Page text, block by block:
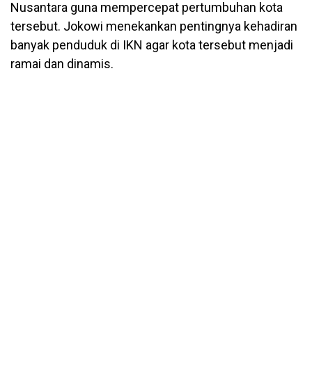
Nusantara guna mempercepat pertumbuhan kota
tersebut. Jokowi menekankan pentingnya kehadiran
banyak penduduk di IKN agar kota tersebut menjadi
ramai dan dinamis.